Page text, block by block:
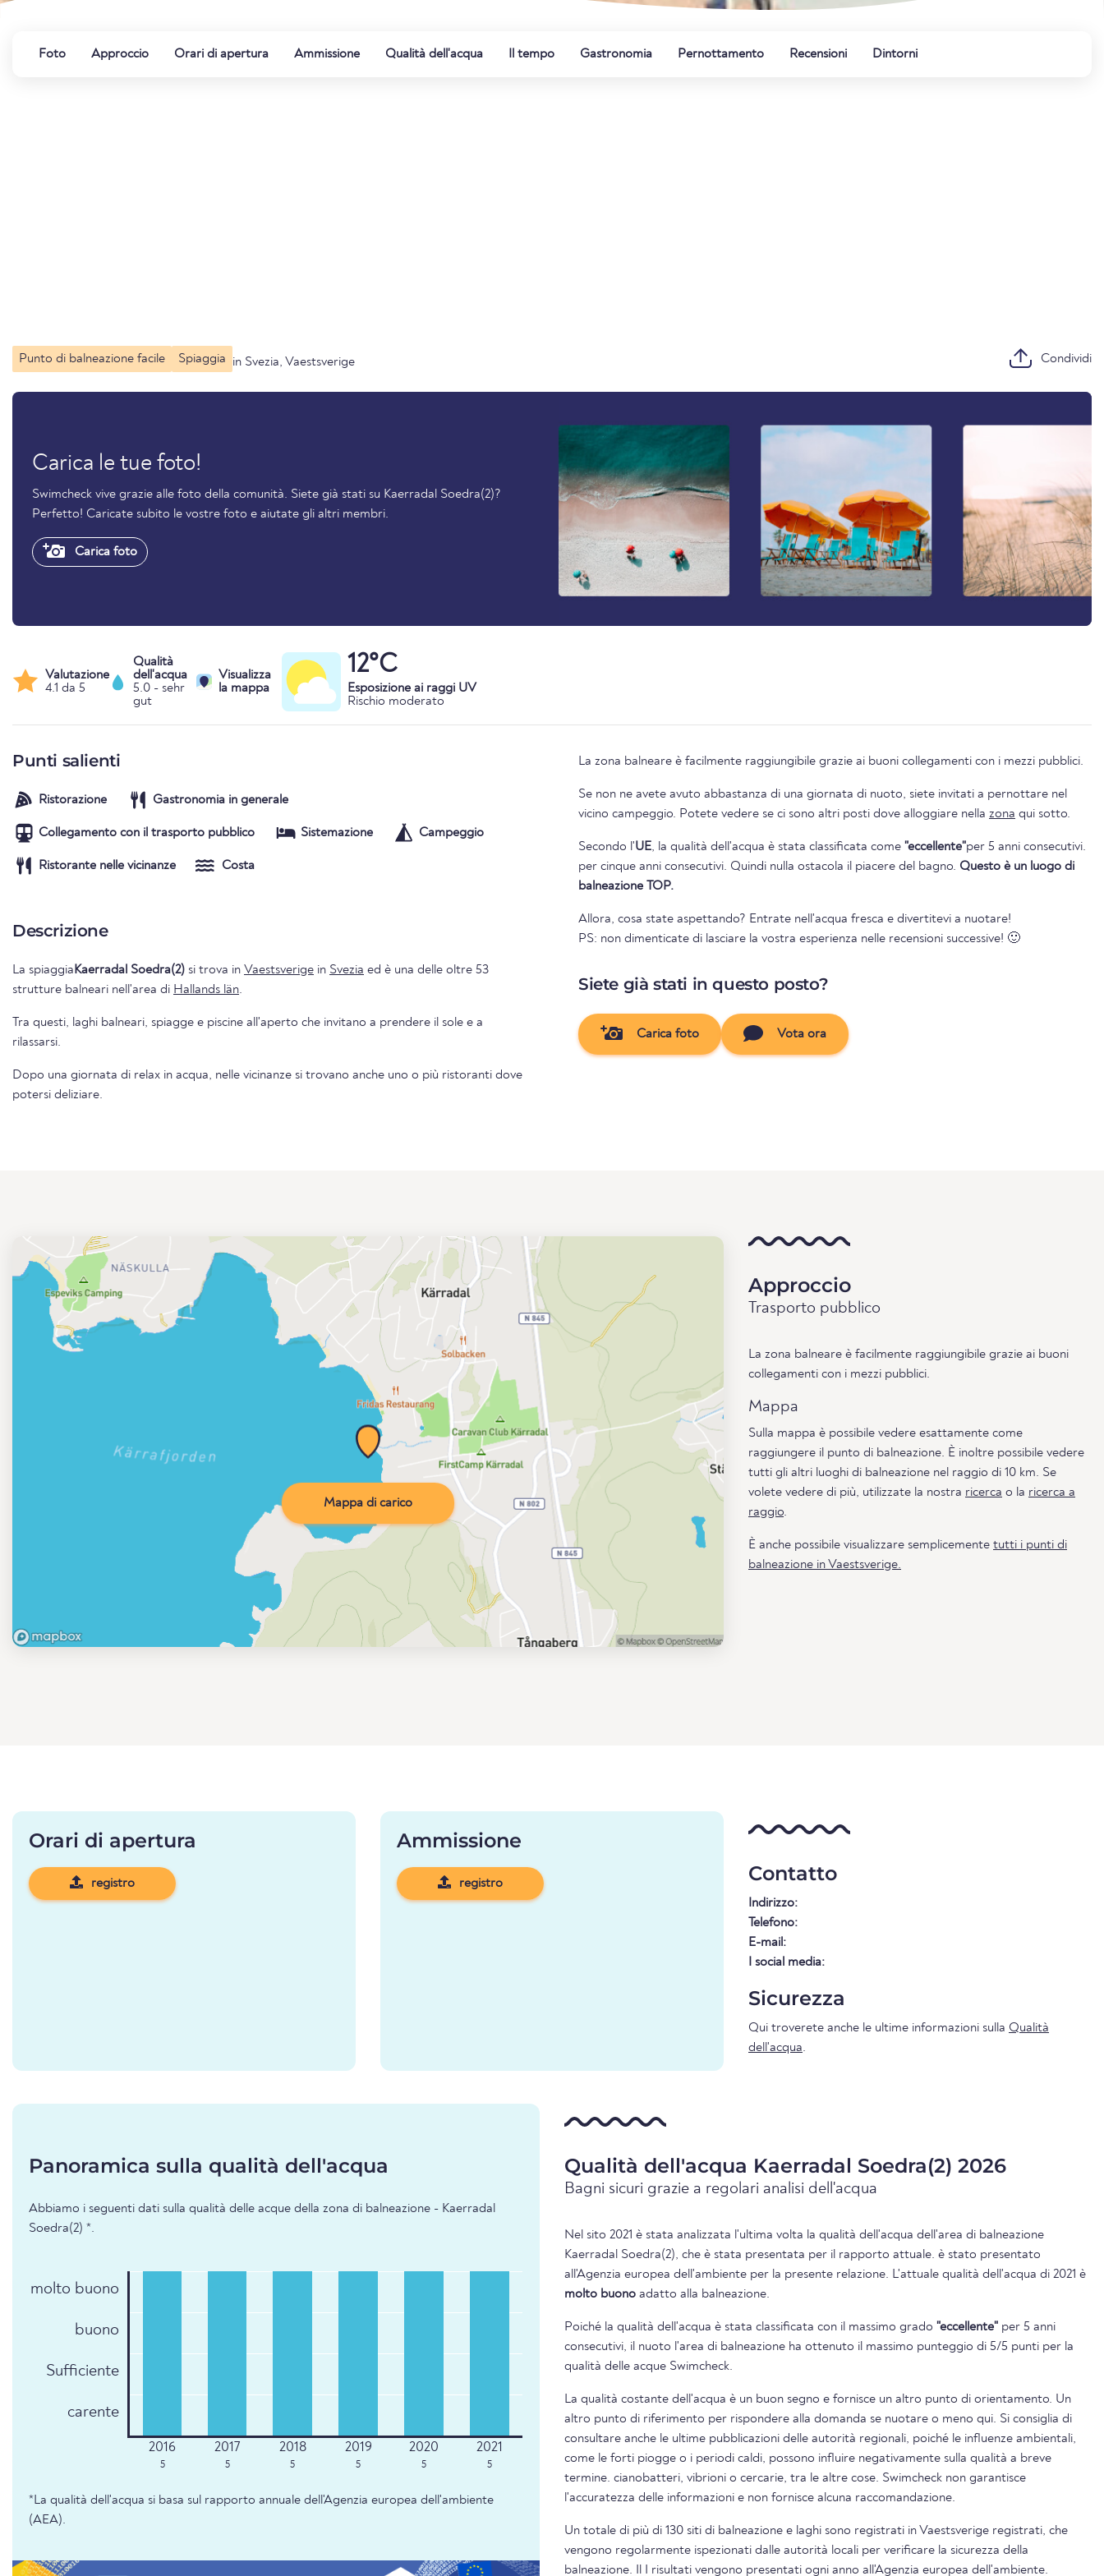
Foto Approccio Orari di apertura Ammissione Qualità dell'acqua Il tempo Gastronomia Pernottamento Recensioni Dintorni
Punto di balneazione facile Spiaggia in Svezia, Vaestsverige Condividi
Carica le tue foto!
Swimcheck vive grazie alle foto della comunità. Siete già stati su Kaerradal Soedra(2)?
Perfetto! Caricate subito le vostre foto e aiutate gli altri membri.
Carica foto
Valutazione
4.1 da 5
Qualità
dell'acqua
5.0 - sehr
gut
Visualizza
la mappa
12°C
Esposizione ai raggi UV
Rischio moderato
Punti salienti
Ristorazione Gastronomia in generale
Collegamento con il trasporto pubblico Sistemazione Campeggio
Ristorante nelle vicinanze Costa
Descrizione
La spiaggia Kaerradal Soedra(2) si trova in Vaestsverige in Svezia ed è una delle oltre 53
strutture balneari nell'area di Hallands län.
Tra questi, laghi balneari, spiagge e piscine all'aperto che invitano a prendere il sole e a
rilassarsi.
Dopo una giornata di relax in acqua, nelle vicinanze si trovano anche uno o più ristoranti dove
potersi deliziare.
La zona balneare è facilmente raggiungibile grazie ai buoni collegamenti con i mezzi pubblici.
Se non ne avete avuto abbastanza di una giornata di nuoto, siete invitati a pernottare nel
vicino campeggio. Potete vedere se ci sono altri posti dove alloggiare nella zona qui sotto.
Secondo l'UE, la qualità dell'acqua è stata classificata come "eccellente"per 5 anni consecutivi.
per cinque anni consecutivi. Quindi nulla ostacola il piacere del bagno. Questo è un luogo di
balneazione TOP.
Allora, cosa state aspettando? Entrate nell'acqua fresca e divertitevi a nuotare!
PS: non dimenticate di lasciare la vostra esperienza nelle recensioni successive! 🙂
Siete già stati in questo posto?
Carica foto Vota ora
Mappa di carico
Approccio
Trasporto pubblico
La zona balneare è facilmente raggiungibile grazie ai buoni
collegamenti con i mezzi pubblici.
Mappa
Sulla mappa è possibile vedere esattamente come
raggiungere il punto di balneazione. È inoltre possibile vedere
tutti gli altri luoghi di balneazione nel raggio di 10 km. Se
volete vedere di più, utilizzate la nostra ricerca o la ricerca a
raggio.
È anche possibile visualizzare semplicemente tutti i punti di
balneazione in Vaestsverige.
Orari di apertura
registro
Ammissione
registro Contatto
Indirizzo:
Telefono:
E-mail:
I social media:
Sicurezza
Qui troverete anche le ultime informazioni sulla Qualità
dell'acqua.
Panoramica sulla qualità dell'acqua
Abbiamo i seguenti dati sulla qualità delle acque della zona di balneazione - Kaerradal
Soedra(2) *.
molto buono
buono
Sufficiente
carente
5 5 5 5 5 5
*La qualità dell'acqua si basa sul rapporto annuale dell'Agenzia europea dell'ambiente
(AEA).
Qualità dell'acqua Kaerradal Soedra(2) 2026
Bagni sicuri grazie a regolari analisi dell'acqua
Nel sito 2021 è stata analizzata l'ultima volta la qualità dell'acqua dell'area di balneazione
Kaerradal Soedra(2), che è stata presentata per il rapporto attuale. è stato presentato
all'Agenzia europea dell'ambiente per la presente relazione. L'attuale qualità dell'acqua di 2021 è
molto buono adatto alla balneazione.
Poiché la qualità dell'acqua è stata classificata con il massimo grado "eccellente" per 5 anni
consecutivi, il nuoto l'area di balneazione ha ottenuto il massimo punteggio di 5/5 punti per la
qualità delle acque Swimcheck.
La qualità costante dell'acqua è un buon segno e fornisce un altro punto di orientamento. Un
altro punto di riferimento per rispondere alla domanda se nuotare o meno qui. Si consiglia di
consultare anche le ultime pubblicazioni delle autorità regionali, poiché le influenze ambientali,
come le forti piogge o i periodi caldi, possono influire negativamente sulla qualità a breve
termine. cianobatteri, vibrioni o cercarie, tra le altre cose. Swimcheck non garantisce
l'accuratezza delle informazioni e non fornisce alcuna raccomandazione.
Un totale di più di 130 siti di balneazione e laghi sono registrati in Vaestsverige registrati, che
vengono regolarmente ispezionati dalle autorità locali per verificare la sicurezza della
balneazione. Il I risultati vengono presentati ogni anno all'Agenzia europea dell'ambiente.